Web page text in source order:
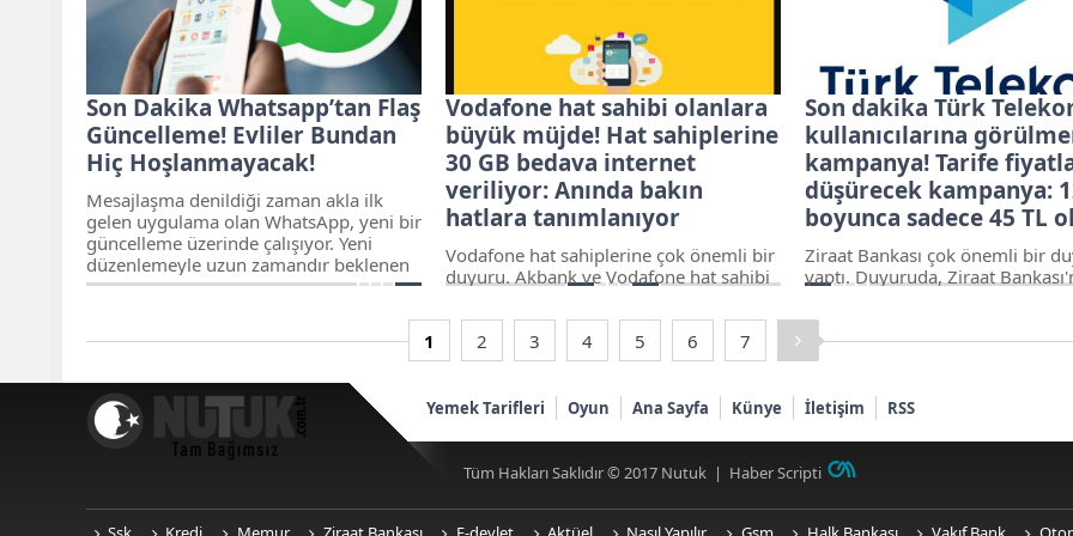
yapılması planlandı. Bu değişikliğe göre
artık pek çok kişi bu imkânlardan
yararlanamayacak. Yurtdışından telefon
almanın pahalı olduğu bir devrin geldi
adına para tahsil etmeye
yönelik ihbarlar alındığını
telefona gelen aramalara itibar
edilmemesi konusunda uyardı.
Son Dakika Whatsapp’tan Flaş
Güncelleme! Evliler Bundan
Hiç Hoşlanmayacak!
Mesajlaşma denildiği zaman akla ilk
gelen uygulama olan WhatsApp, yeni bir
güncelleme üzerinde çalışıyor. Yeni
düzenlemeyle uzun zamandır beklenen
“çevrimiçi bilgisi” ayarı geliyor. Dünya
görünmeyi izleyebilecek bir güncelleme
göre gelecek olan güncellemede,
WhatsApp’ta konuşurken istediğiniz
Vodafone hat sahibi olanlara
büyük müjde! Hat sahiplerine
30 GB bedava internet
veriliyor: Anında bakın
hatlara tanımlanıyor
Vodafone hat sahiplerine çok önemli bir
duyuru. Akbank ve Vodafone hat sahibi
yapılmıştır. Kampanya ile ilgili duyuruda,
ilk defa Akbank üyelerine 3 ay boyunca
ayda 30 GB internet verilecek. Ayrıca
ilk kez Akbank Mobil üzerinden
yararlanabilecekleri de duyuruda yer
aldı.nKodu bir yere not edin Kampanya
kapsamında Vodafone fatural
Son dakika Türk
kullanıcılarına
kampanya! Tarife
düşürecek kampanya:
boyunca sadece 45 TL
Ziraat Bankası çok önemli bir
yaptı. Duyuruda, Ziraat
fırsatlar sunulacağı belirtildi.
Kampanyadan Ziraat
emekli maaşı alan ve Türk
yararlanabileceği belirtilirken,
yapılan açıklamada 750 dakika
750 SMS tek yön, 5 GB mobil
Türk Telekom Mobil hatlarda 12
1 2 3 4 5 6 7
Yemek Tarifleri Oyun Ana Sayfa Künye İletişim RSS
Tüm Hakları Saklıdır © 2017 Nutuk | Haber Scripti